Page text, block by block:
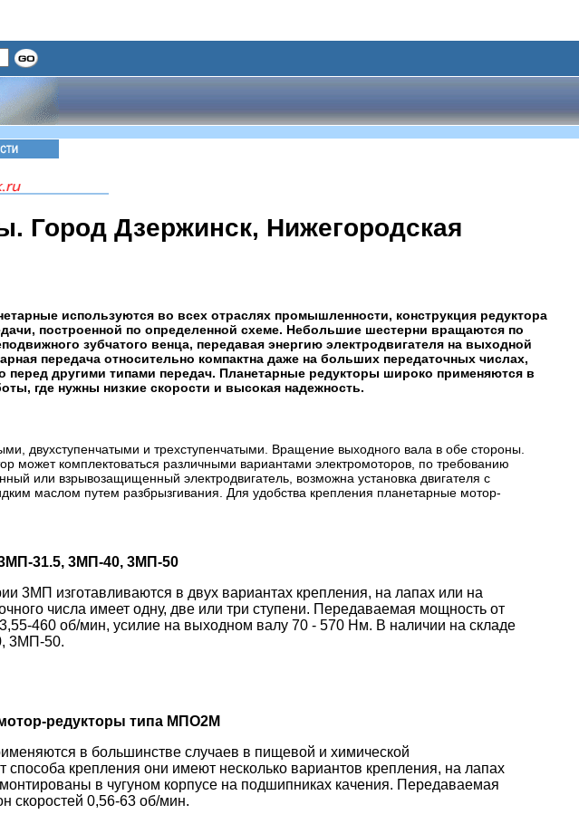
Город Дзержинск, Нижегородская
используются во всех отраслях промышленности, конструкция редуктора
построенной по определенной схеме. Небольшие шестерни вращаются по
зубчатого венца, передавая энергию электродвигателя на выходной
передача относительно компактна даже на больших передаточных числах,
перед другими типами передач. Планетарные редукторы широко применяются в
где нужны низкие скорости и высокая надежность.
двухступенчатыми и трехступенчатыми. Вращение выходного вала в обе стороны.
может комплектоваться различными вариантами электромоторов, по требованию
или взрывозащищенный электродвигатель, возможна установка двигателя с
маслом путем разбрызгивания. Для удобства крепления планетарные мотор-
31.5, 3МП-40, 3МП-50
3МП изготавливаются в двух вариантах крепления, на лапах или на
числа имеет одну, две или три ступени. Передаваемая мощность от
460 об/мин, усилие на выходном валу 70 - 570 Нм. В наличии на складе
3МП-50.
редукторы типа МПО2М
в большинстве случаев в пищевой и химической
крепления они имеют несколько вариантов крепления, на лапах
в чугуном корпусе на подшипниках качения. Передаваемая
скоростей 0,56-63 об/мин.